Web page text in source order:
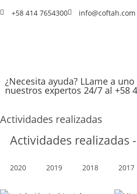
+58 414 7654300 info@coftah.com
¿Necesita ayuda? LLame a uno
nuestros expertos 24/7 al +58
Actividades realizadas
Actividades realizadas
2020 2019 2018 2017